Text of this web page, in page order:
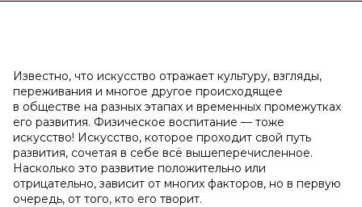
Известно, что искусство отражает культуру, взгляды,
переживания и многое другое происходящее
в обществе на разных этапах и временных промежутках
его развития. Физическое воспитание — тоже
искусство! Искусство, которое проходит свой путь
развития, сочетая в себе всё вышеперечисленное.
Насколько это развитие положительно или
отрицательно, зависит от многих факторов, но в первую
очередь, от того, кто его творит.